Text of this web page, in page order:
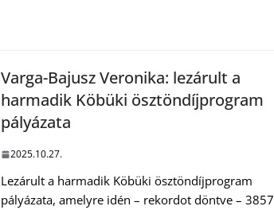
Varga-Bajusz Veronika: lezárult a
harmadik Köbüki ösztöndíjprogram
pályázata
2025.10.27.
Lezárult a harmadik Köbüki ösztöndíjprogram
pályázata, amelyre idén – rekordot döntve – 3857